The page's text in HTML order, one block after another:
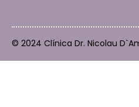
© 2024 Clínica Dr. Nicolau